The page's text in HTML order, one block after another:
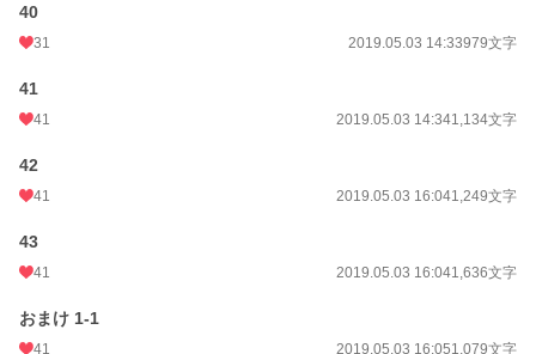
40
31 2019.05.03 14:33979文字
41
41 2019.05.03 14:341,134文字
42
41 2019.05.03 16:041,249文字
43
41 2019.05.03 16:041,636文字
おまけ 1-1
41 2019.05.03 16:051,079文字